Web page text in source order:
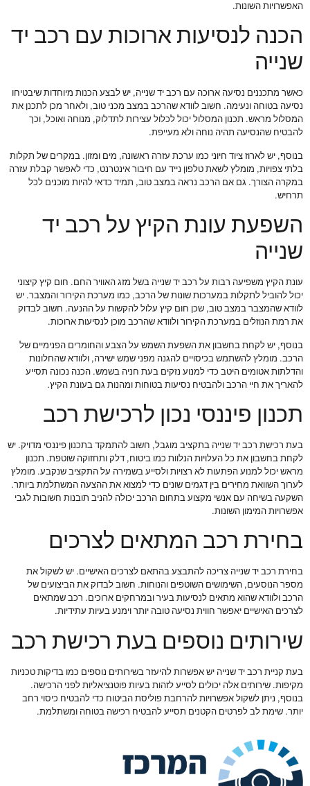
האפשרויות השונות.
הכנה לנסיעות ארוכות עם רכב יד
שנייה
כאשר מתכננים נסיעה ארוכה עם רכב יד שנייה, יש לבצע הכנות מיוחדות שיבטיחו
נסיעה בטוחה ונעימה. חשוב לוודא שהרכב במצב מכני טוב, ולאחר מכן לתכנן את
המסלול מראש. תכנון המסלול יכול לכלול עצירות לתדלוק, מנוחה ואוכל, וכך
להבטיח שהנסיעה תהיה נוחה ולא מעייפת.
בנוסף, יש לארוז ציוד חיוני כמו ערכת עזרה ראשונה, מים ומזון. במקרים של תקלות
בלתי צפויות, מומלץ לשאת טלפון נייד עם חיבור אינטרנט, כדי לאפשר קבלת עזרה
במקרה הצורך. גם אם הרכב נראה במצב טוב, תמיד כדאי להיות מוכנים לכל
תרחיש.
השפעת עונת הקיץ על רכב יד
שנייה
עונת הקיץ משפיעה רבות על רכב יד שנייה בשל מזג האוויר החם. חום קיץ קיצוני
יכול להוביל לתקלות במערכות שונות של הרכב, כמו מערכת הקירור והמצבר. יש
לוודא שהמצבר במצב טוב, שכן חום קיץ עלול להקשות על ההנעה. חשוב לבדוק
את רמת הנוזלים במערכת הקירור ולוודא שהרכב מוכן לנסיעות ארוכות.
בנוסף, יש לקחת בחשבון את השפעת השמש על הצבע והחומרים הפנימיים של
הרכב. מומלץ להשתמש בכיסויים להגנה מפני שמש ישירה, ולוודא שהחלונות
והדלתות אטומים היטב כדי למנוע נזקים בעת חניה בשמש. הכנה נכונה תסייע
להאריך את חיי הרכב ולהבטיח נסיעות בטוחות ומהנות גם בעונת הקיץ.
תכנון פיננסי נכון לרכישת רכב
בעת רכישת רכב יד שנייה בתקציב מוגבל, חשוב להתמקד בתכנון פיננסי מדויק. יש
לקחת בחשבון את כל העלויות הנלוות כמו ביטוח, דלק ותחזוקה שוטפת. תכנון
מראש יכול למנוע הפתעות לא רצויות ולסייע בשמירה על התקציב שנקבע. מומלץ
לערוך השוואת מחירים בין דגמים שונים כדי למצוא את ההצעה המשתלמת ביותר.
השקעה בשיחה עם אנשי מקצוע בתחום הרכב יכולה להניב תובנות חשובות לגבי
אפשרויות המימון השונות.
בחירת רכב המתאים לצרכים
בחירת רכב יד שנייה צריכה להתבצע בהתאם לצרכים האישיים. יש לשקול את
מספר הנוסעים, השימושים השוטפים והנוחות. חשוב לבדוק את הביצועים של
הרכב ולוודא שהוא מתאים לנסיעות בעיר ובמרחקים ארוכים. רכב שמתאים
לצרכים האישיים יאפשר חווית נסיעה טובה יותר וימנע בעיות עתידיות.
שירותים נוספים בעת רכישת רכב
בעת קניית רכב יד שנייה יש אפשרות להיעזר בשירותים נוספים כמו בדיקות טכניות
מקיפות. שירותים אלה יכולים לסייע לזהות בעיות פוטנציאליות לפני הרכישה.
בנוסף, ניתן לשקול אפשרויות להרחבת פוליסת הביטוח כדי להבטיח כיסוי רחב
יותר. שימת לב לפרטים הקטנים תסייע להבטיח רכישה בטוחה ומשתלמת.